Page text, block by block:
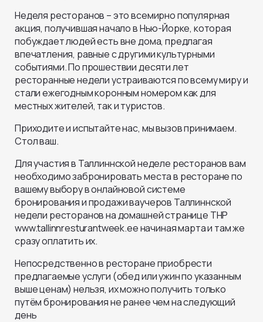
Неделя ресторанов – это всемирно популярная
акция, получившая начало в Нью-Йорке, которая
побуждает людей есть вне дома, предлагая
впечатления, равные с другими культурными
событиями. По прошествии десяти лет
ресторанные недели устраиваются по всему миру и
стали ежегодным коронным номером как для
местных жителей, так и туристов.
Приходите и испытайте нас, мы вызов принимаем.
Стол ваш.
Для участия в Таллиннской неделе ресторанов вам
необходимо забронировать места в ресторане по
вашему выбору в онлайновой системе
бронирования и продажи ваучеров Таллиннской
недели ресторанов на домашней странице ТНР
www.tallinnresturantweek.ee начиная марта и там же
сразу оплатить их.
Непосредственно в ресторане приобрести
предлагаемые услуги (обед или ужин по указанным
выше ценам) нельзя, их можно получить только
путём бронирования не ранее чем на следующий
день